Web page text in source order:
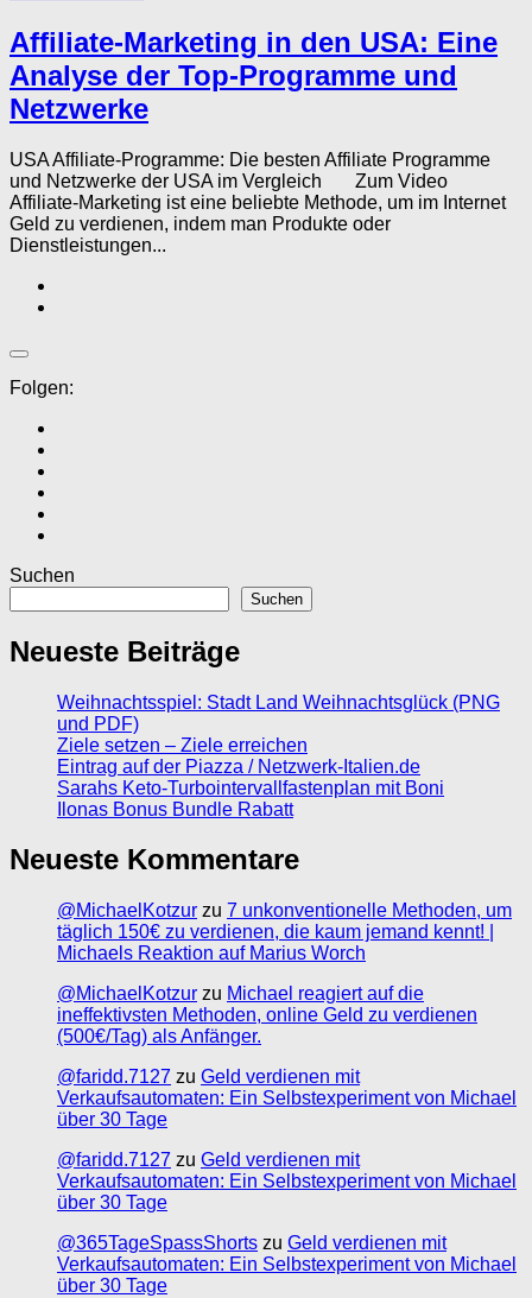
Affiliate-Marketing in den USA: Eine
Analyse der Top-Programme und
Netzwerke
USA Affiliate-Programme: Die besten Affiliate Programme
und Netzwerke der USA im Vergleich Zum Video
Affiliate-Marketing ist eine beliebte Methode, um im Internet
Geld zu verdienen, indem man Produkte oder
Dienstleistungen...
Folgen:
Suchen
Suchen
Neueste Beiträge
Weihnachtsspiel: Stadt Land Weihnachtsglück (PNG
und PDF)
Ziele setzen – Ziele erreichen
Eintrag auf der Piazza / Netzwerk-Italien.de
Sarahs Keto-Turbointervallfastenplan mit Boni
Ilonas Bonus Bundle Rabatt
Neueste Kommentare
@MichaelKotzur zu 7 unkonventionelle Methoden, um
täglich 150€ zu verdienen, die kaum jemand kennt! |
Michaels Reaktion auf Marius Worch
@MichaelKotzur zu Michael reagiert auf die
ineffektivsten Methoden, online Geld zu verdienen
(500€/Tag) als Anfänger.
@faridd.7127 zu Geld verdienen mit
Verkaufsautomaten: Ein Selbstexperiment von Michael
über 30 Tage
@faridd.7127 zu Geld verdienen mit
Verkaufsautomaten: Ein Selbstexperiment von Michael
über 30 Tage
@365TageSpassShorts zu Geld verdienen mit
Verkaufsautomaten: Ein Selbstexperiment von Michael
über 30 Tage